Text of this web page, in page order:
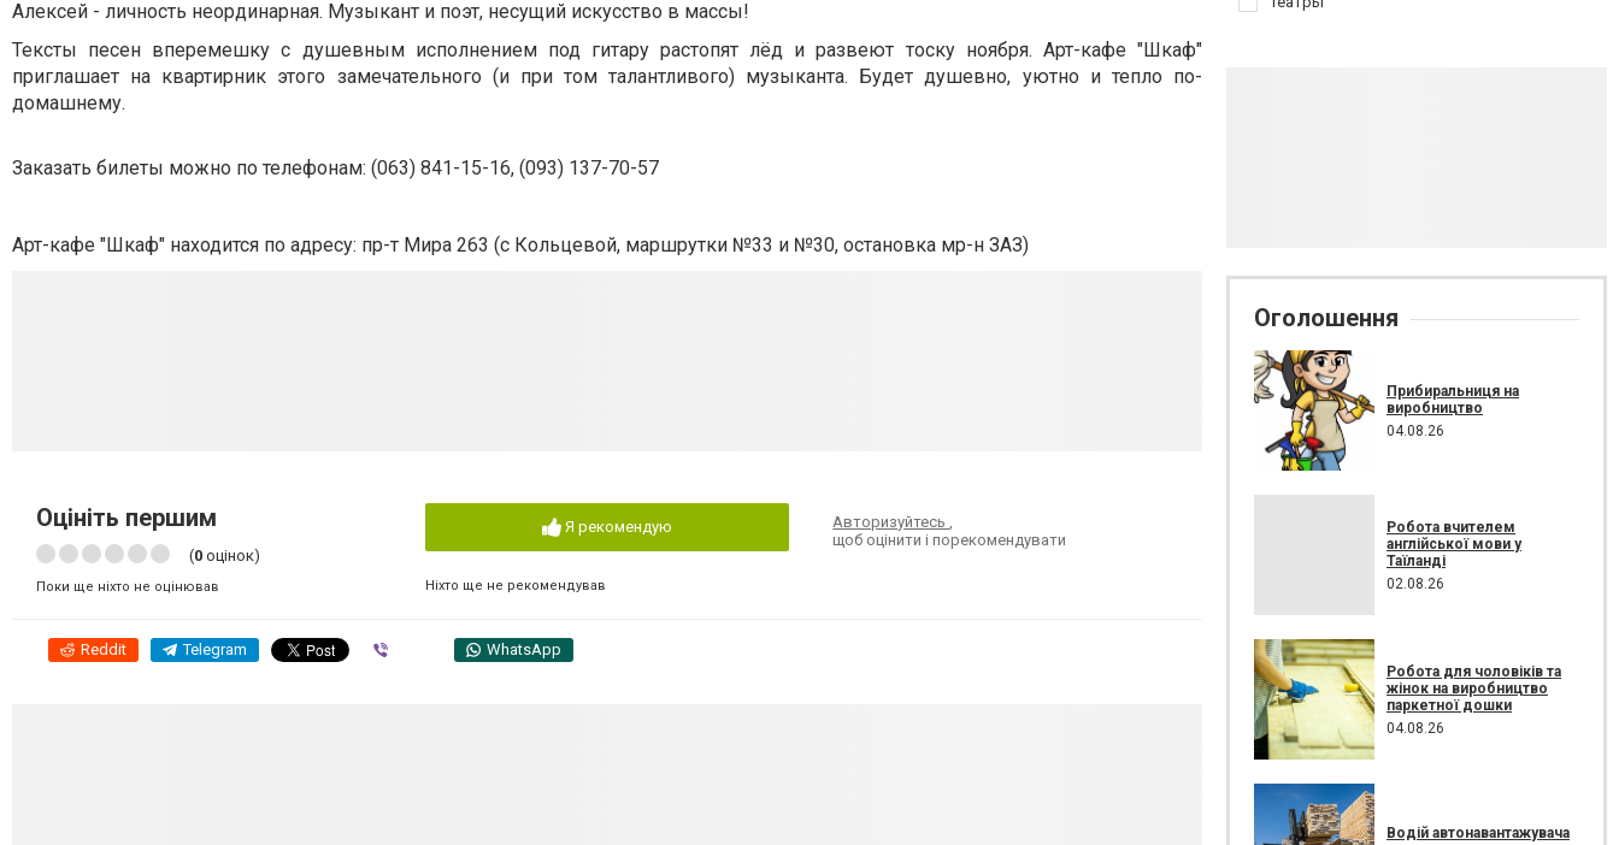
Алексей - личность неординарная. Музыкант и поэт, несущий искусство в массы!
Тексты песен вперемешку с душевным исполнением под гитару растопят лёд и развеют тоску ноября. Арт-кафе "Шкаф"
приглашает на квартирник этого замечательного (и при том талантливого) музыканта. Будет душевно, уютно и тепло по-
домашнему.
Заказать билеты можно по телефонам: (063) 841-15-16, (093) 137-70-57
Арт-кафе "Шкаф" находится по адресу: пр-т Мира 263 (с Кольцевой, маршрутки №33 и №30, остановка мр-н ЗАЗ)
Оцініть першим
(0 оцінок)
Поки ще ніхто не оцінював
Я рекомендую
Ніхто ще не рекомендував
Авторизуйтесь
щоб оцінити і порекомендувати
Reddit Telegram WhatsApp
Оголошення
Прибиральниця на
виробництво
04.08.26
Робота вчителем
англійської мови у
Таїланді
02.08.26
Робота для чоловіків та
жінок на виробництво
паркетної дошки
04.08.26
Водій автонавантажувача